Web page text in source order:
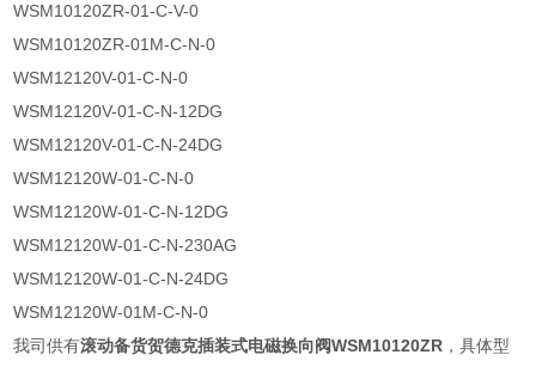
WSM10120ZR-01-C-V-0
WSM10120ZR-01M-C-N-0
WSM12120V-01-C-N-0
WSM12120V-01-C-N-12DG
WSM12120V-01-C-N-24DG
WSM12120W-01-C-N-0
WSM12120W-01-C-N-12DG
WSM12120W-01-C-N-230AG
WSM12120W-01-C-N-24DG
WSM12120W-01M-C-N-0
我司供有滚动备货贺德克插装式电磁换向阀WSM10120ZR ，具体型